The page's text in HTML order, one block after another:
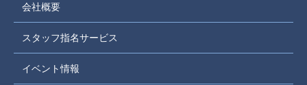
会社概要
スタッフ指名サービス
イベント情報